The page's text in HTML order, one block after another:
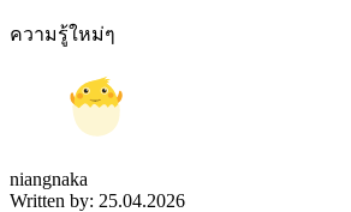
ความรู้ใหม่ๆ
niangnaka
Written by: 25.04.2026